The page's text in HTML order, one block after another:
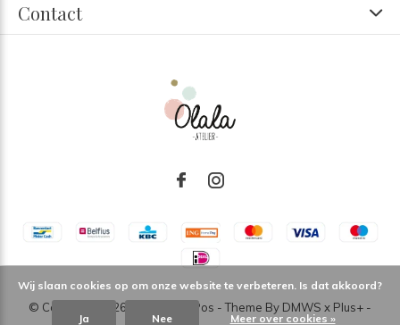
Contact
© Copyright 2026 - Theme RePos - Theme By DMWS x Plus+ -
Wij slaan cookies op om onze website te verbeteren. Is dat akkoord?
Ja Nee Meer over cookies »